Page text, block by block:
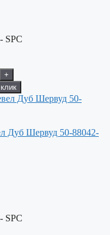
SPC
+
Дуб Шервуд 50-88042-
SPC